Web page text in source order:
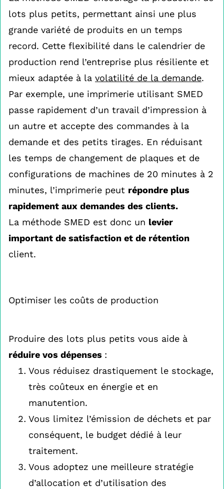
lots plus petits, permettant ainsi une plus
grande variété de produits en un temps
record. Cette flexibilité dans le calendrier de
production rend l’entreprise plus résiliente et
mieux adaptée à la volatilité de la demande.
Par exemple, une imprimerie utilisant SMED
passe rapidement d’un travail d’impression à
un autre et accepte des commandes à la
demande et des petits tirages. En réduisant
les temps de changement de plaques et de
configurations de machines de 20 minutes à 2
minutes, l’imprimerie peut répondre plus
rapidement aux demandes des clients.
La méthode SMED est donc un levier
important de satisfaction et de rétention
client.
Optimiser les coûts de production
Produire des lots plus petits vous aide à
réduire vos dépenses :
Vous réduisez drastiquement le stockage,
très coûteux en énergie et en
manutention.
Vous limitez l’émission de déchets et par
conséquent, le budget dédié à leur
traitement.
Vous adoptez une meilleure stratégie
d’allocation et d’utilisation des